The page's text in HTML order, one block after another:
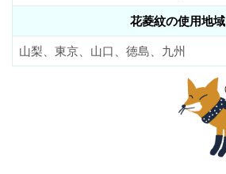
花菱紋の使用地域
山梨、東京、山口、徳島、九州